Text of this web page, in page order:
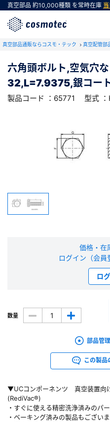
真空部品 約10,000種類 を常時在庫
真空部品通販ならコスモ・テック 真空配管部
六角頭ボルト,空気穴
32,L=7.9375,銀コー
製品コード ：65771 型式
▼UCコンポーネンツ 真空装置向
(RediVac®)
・すぐに使える精密洗浄済みのパ
・ベーキング済みの製品もござい
価格・在
ログイン（会員
ロ
数量
部品管
この製品
RoHS2適合報告
下記製品のRoHS2適合報告書
六角頭ボルト,空気穴なし
32,L=7.9375,銀コート
型式 ：H-805-NA 製品コード
会員登録が
会員登録をすれば、便
新規会員
※新規会員登録をお申し込み頂いてか
があります。また当社の判断によりお
会員の
※パスワードをお忘れの方は、パスワ
※メールアドレスを忘れた方は、お問